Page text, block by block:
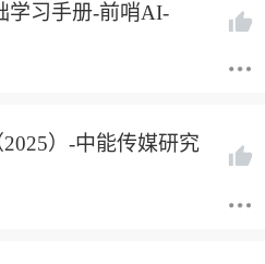
学习手册-前哨AI-
）-中能传媒研究